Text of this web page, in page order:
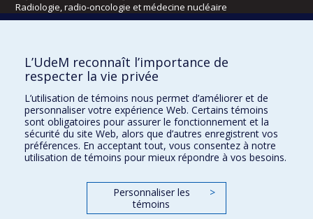
Radiologie, radio-oncologie et médecine nucléaire
Écoles
Kinésiologie et des sciences de l’activité physique
Orthophonie et audiologie
Réadaptation
Directions
DPC
CPASS
L’UdeM reconnaît l’importance de
respecter la vie privée
L’utilisation de témoins nous permet d’améliorer et de
personnaliser votre expérience Web. Certains témoins
sont obligatoires pour assurer le fonctionnement et la
sécurité du site Web, alors que d’autres enregistrent vos
préférences. En acceptant tout, vous consentez à notre
utilisation de témoins pour mieux répondre à vos besoins.
Personnaliser les
témoins
>